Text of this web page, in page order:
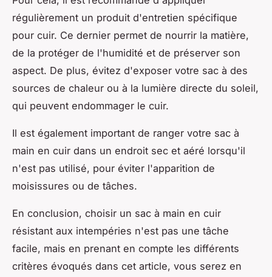
régulièrement un produit d'entretien spécifique
pour cuir. Ce dernier permet de nourrir la matière,
de la protéger de l'humidité et de préserver son
aspect. De plus, évitez d'exposer votre sac à des
sources de chaleur ou à la lumière directe du soleil,
qui peuvent endommager le cuir.
Il est également important de ranger votre sac à
main en cuir dans un endroit sec et aéré lorsqu'il
n'est pas utilisé, pour éviter l'apparition de
moisissures ou de tâches.
En conclusion, choisir un sac à main en cuir
résistant aux intempéries n'est pas une tâche
facile, mais en prenant en compte les différents
critères évoqués dans cet article, vous serez en